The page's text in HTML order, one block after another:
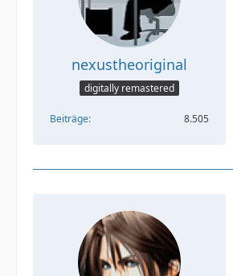
nexustheoriginal
digitally remastered
Beiträge 8.505